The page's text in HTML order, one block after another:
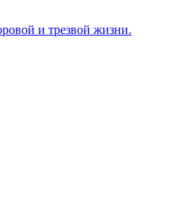
и трезвой жизни.